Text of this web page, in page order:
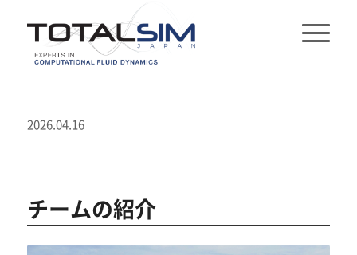
2026.04.16
チームの紹介